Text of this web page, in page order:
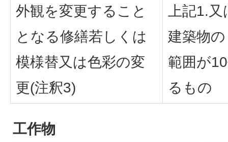
外観を変更すること
となる修繕若しくは
模様替又は色彩の変
更(注釈3)
上記1.
建築物
範囲が
るもの
工作物